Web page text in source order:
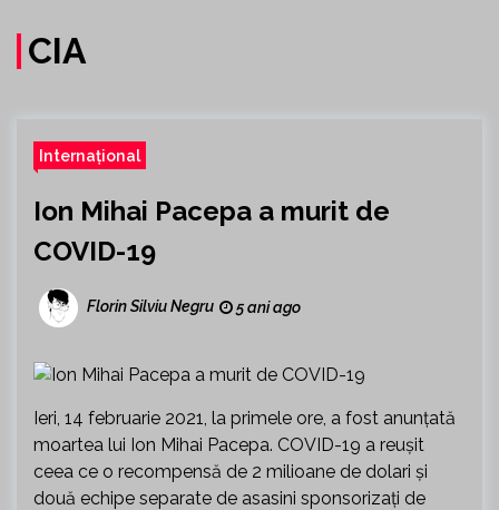
CIA
Internațional
Ion Mihai Pacepa a murit de
COVID-19
Florin Silviu Negru 5 ani ago
Ieri, 14 februarie 2021, la primele ore, a fost anunțată
moartea lui Ion Mihai Pacepa. COVID-19 a reușit
ceea ce o recompensă de 2 milioane de dolari și
două echipe separate de asasini sponsorizați de